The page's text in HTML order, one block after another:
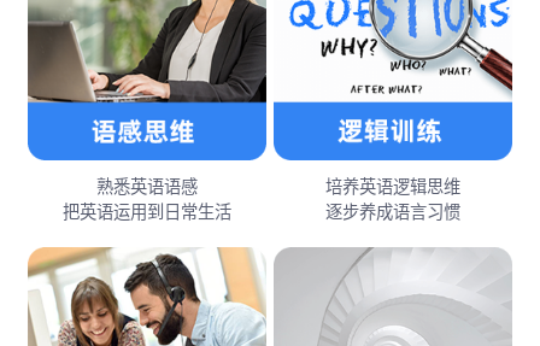
熟悉英语语感
把英语运用到日常生活
培养英语逻辑思维
逐步养成语言习惯